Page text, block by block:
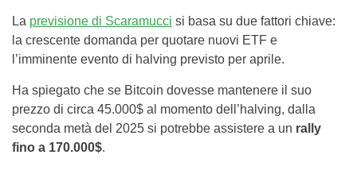
La previsione di Scaramucci si basa su due fattori chiave:
la crescente domanda per quotare nuovi ETF e
l’imminente evento di halving previsto per aprile.
Ha spiegato che se Bitcoin dovesse mantenere il suo
prezzo di circa 45.000$ al momento dell’halving, dalla
seconda metà del 2025 si potrebbe assistere a un rally
fino a 170.000$.